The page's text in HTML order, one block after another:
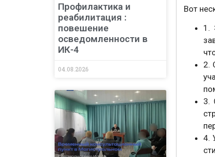
Профилактика и
реабилитация :
повешение
осведомленности в
ИК-4
04.08.2026
Вот
1.
2.
3.
4.